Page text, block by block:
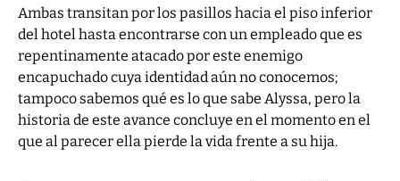
Ambas transitan por los pasillos hacia el piso inferior
del hotel hasta encontrarse con un empleado que es
repentinamente atacado por este enemigo
encapuchado cuya identidad aún no conocemos;
tampoco sabemos qué es lo que sabe Alyssa, pero la
historia de este avance concluye en el momento en el
que al parecer ella pierde la vida frente a su hija.